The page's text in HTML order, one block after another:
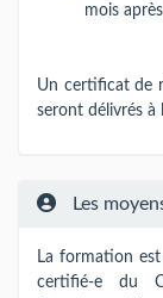
mois
Un certificat de
seront délivrés à
Les
La formation
certifié-e du